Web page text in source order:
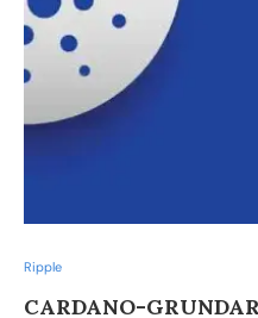
Ripple
CARDANO-